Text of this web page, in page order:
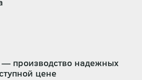
производство надежных
цене